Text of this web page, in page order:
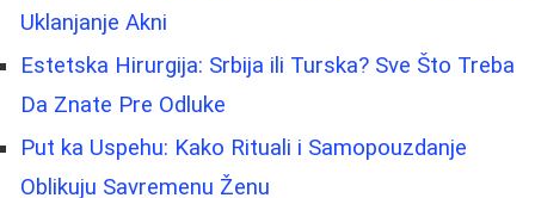
Uklanjanje Akni
Estetska Hirurgija: Srbija ili Turska? Sve Što Treba
Da Znate Pre Odluke
Put ka Uspehu: Kako Rituali i Samopouzdanje
Oblikuju Savremenu Ženu